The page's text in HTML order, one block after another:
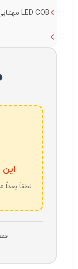
LED COB مهتابی 100W 220V 108X87MM...
...
لطفاً بعداً